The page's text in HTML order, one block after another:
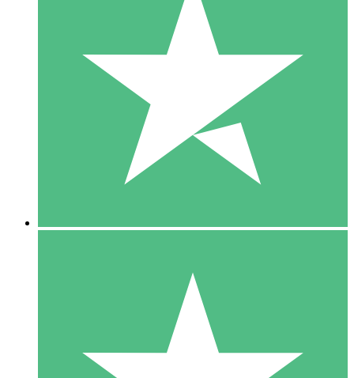
Individuelle Credit-Pakete
Zahlen Sie nach Bedarf mit Download-Credits. Keine
monatliche Verpflichtung erforderlich.
10 00
10 Downloads
20 00